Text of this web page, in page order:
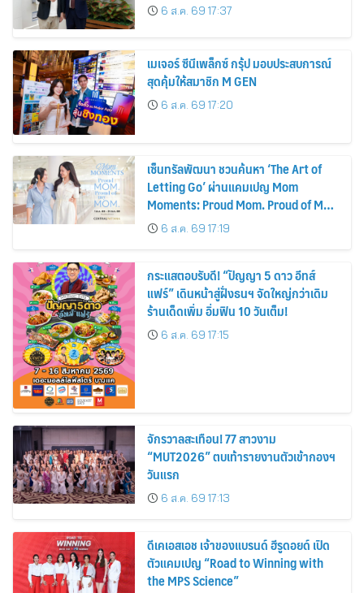
รถยนต์ MPV ระดับพรีเมียม เข้ากับ
พลังงานแสงอาทิตย์ภายในบ้าน
6 ส.ค. 69 17:37
เมเจอร์ ซีนีเพล็กซ์ กรุ้ป มอบประสบการณ์
สุดคุ้มให้สมาชิก M GEN
6 ส.ค. 69 17:20
เซ็นทรัลพัฒนา ชวนค้นหา ‘The Art of
Letting Go’ ผ่านแคมเปญ Mom
Moments: Proud Mom. Proud of My
Mom.6 ส.ค. 69 17:19
กระแสตอบรับดี! “ปัญญา 5 ดาว อีทส์
แฟร์” เดินหน้าสู่ฝั่งธนฯ จัดใหญ่กว่าเดิม
ร้านเด็ดเพิ่ม อิ่มฟิน 10 วันเต็ม!
6 ส.ค. 69 17:15
จักรวาลสะเทือน! 77 สาวงาม
“MUT2026” ตบเท้ารายงานตัวเข้ากองฯ
วันแรก
6 ส.ค. 69 17:13
ดีเคเอสเอช เจ้าของแบรนด์ ฮีรูดอยด์ เปิด
ตัวแคมเปญ “Road to Winning with
the MPS Science”